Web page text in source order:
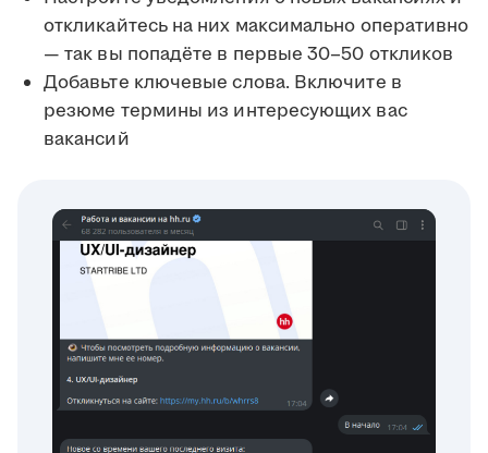
откликайтесь на них максимально оперативно
— так вы попадёте в первые 30–50 откликов
Добавьте ключевые слова. Включите в
резюме термины из интересующих вас
вакансий